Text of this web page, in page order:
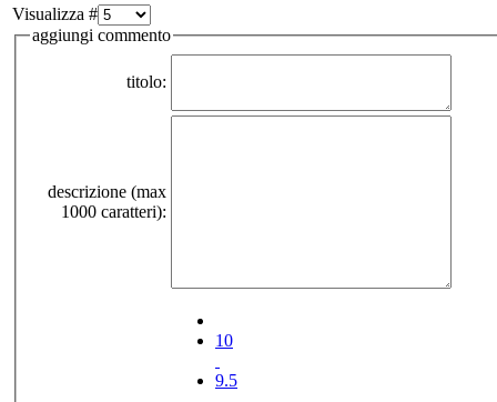
Visualizza #
aggiungi commento
titolo:
descrizione (max
1000 caratteri):
10
9.5